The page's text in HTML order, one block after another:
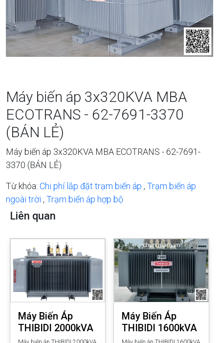
Máy biến áp 3x320KVA MBA
ECOTRANS - 62-7691-3370
(BÁN LẺ)
Máy biến áp 3x320KVA MBA ECOTRANS - 62-7691-
3370 (BÁN LẺ)
Từ khóa: Chi phí lắp đặt trạm biến áp , Trạm biến áp
ngoài trời , Trạm biến áp hợp bộ
Liên quan
Máy Biến Áp
THIBIDI 2000kVA
Máy Biến Áp
THIBIDI 1600kVA